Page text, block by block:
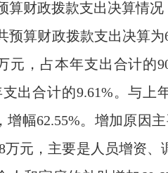
财政拨款支出决算情况
算财政拨款支出决算为
元，占本年支出合计的
出合计的9.61%。与上
增幅62.55%。增加原因
万元，主要是人员增资、